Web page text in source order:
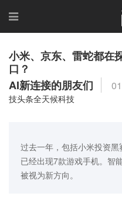
小米、京东、雷蛇都在
口？
AI新连接的朋友们
技头条全天候科技
过去一年，包括小米投资
已经出现7款游戏手机。智
被视为新方向。